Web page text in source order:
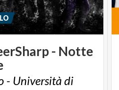
- Notte
- Università di